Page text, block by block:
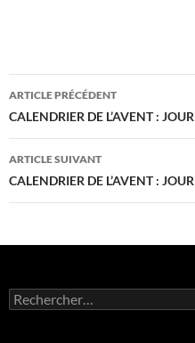
Navigation
des
articles
ARTICLE PRÉCÉDENT
CALENDRIER DE L’AVENT :
ARTICLE SUIVANT
CALENDRIER DE L’AVENT :
Rechercher :